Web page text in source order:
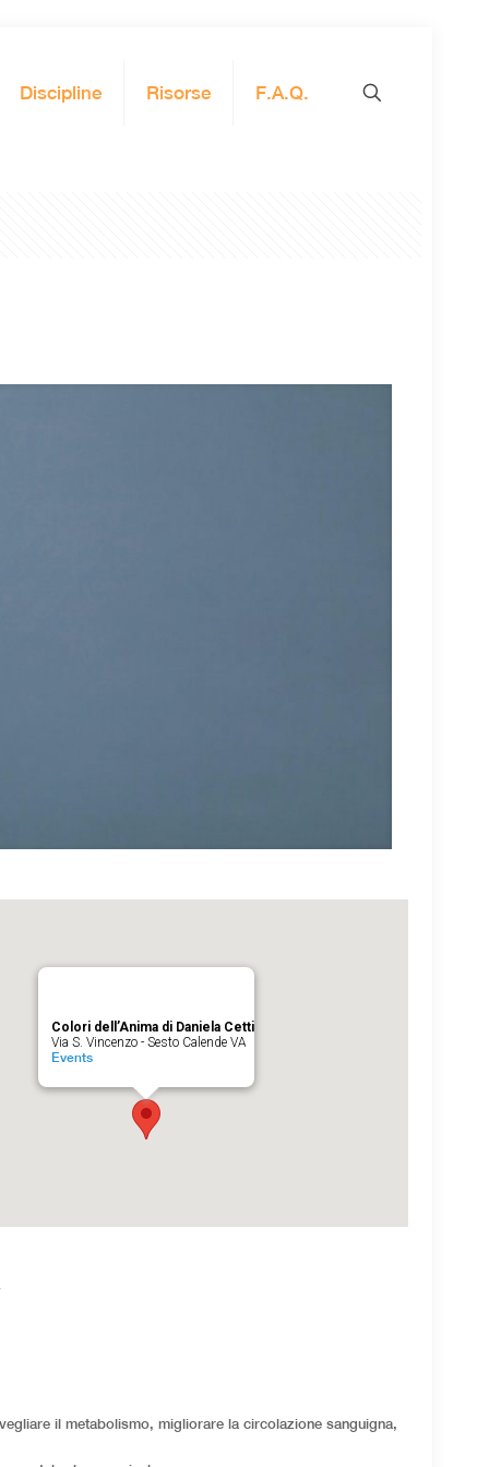
Discipline Risorse F.A.Q.
Colori dell’Anima di Daniela Cetti
Via S. Vincenzo - Sesto Calende VA
Events
il metabolismo, migliorare la circolazione sanguigna,